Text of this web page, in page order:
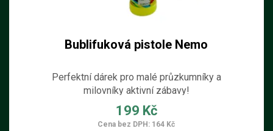
Bublifuková pistole Nemo
Perfektní dárek pro malé průzkumníky a
milovníky aktivní zábavy!
199 Kč
Cena bez DPH: 164 Kč